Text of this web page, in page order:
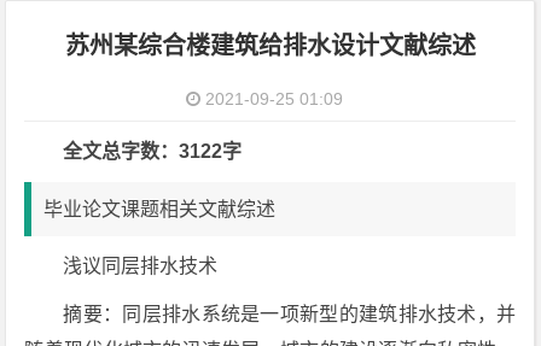
苏州某综合楼建筑给排水设计文献综述
2021-09-25 01:09
全文总字数：3122字
毕业论文课题相关文献综述
浅议同层排水技术
摘要：同层排水系统是一项新型的建筑排水技术，并